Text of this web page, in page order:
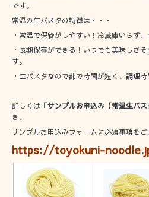
です。
常温の生パスタの特徴は・・・
・常温で保管がしやすい！冷蔵庫いらず、
・長期保存ができる！いつでも美味しさ
す。
・生パスタなので茹で時間が短く、調理時
詳しくは 「サンプルお申込み【常温生パス
き、
サンプルお申込みフォームに必須事項をご
https://toyokuni-